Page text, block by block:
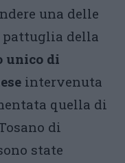
una delle
della
unico di
intervenuta
quella di
di
state